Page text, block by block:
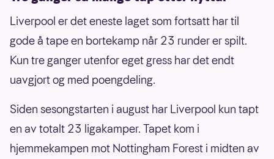
Liverpool er det eneste laget som fortsatt har til
gode å tape en bortekamp når 23 runder er spilt.
Kun tre ganger utenfor eget gress har det endt
uavgjort og med poengdeling.
Siden sesongstarten i august har Liverpool kun tapt
en av totalt 23 ligakamper. Tapet kom i
hjemmekampen mot Nottingham Forest i midten av